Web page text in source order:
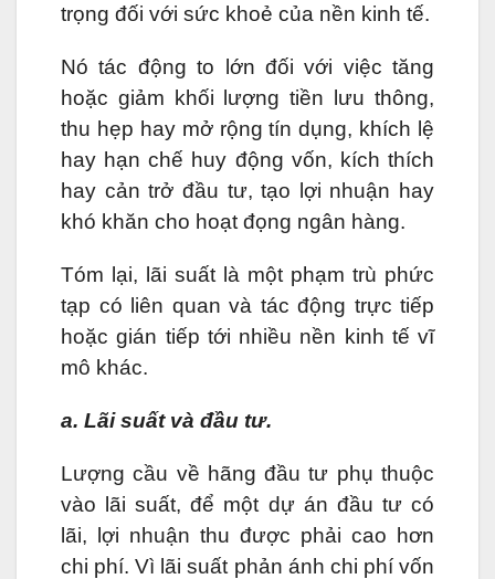
trọng đối với sức khoẻ của nền kinh tế.
Nó tác động to lớn đối với việc tăng
hoặc giảm khối lượng tiền lưu thông,
thu hẹp hay mở rộng tín dụng, khích lệ
hay hạn chế huy động vốn, kích thích
hay cản trở đầu tư, tạo lợi nhuận hay
khó khăn cho hoạt đọng ngân hàng.
Tóm lại, lãi suất là một phạm trù phức
tạp có liên quan và tác động trực tiếp
hoặc gián tiếp tới nhiều nền kinh tế vĩ
mô khác.
a. Lãi suất và đầu tư.
Lượng cầu về hãng đầu tư phụ thuộc
vào lãi suất, để một dự án đầu tư có
lãi, lợi nhuận thu được phải cao hơn
chi phí. Vì lãi suất phản ánh chi phí vốn